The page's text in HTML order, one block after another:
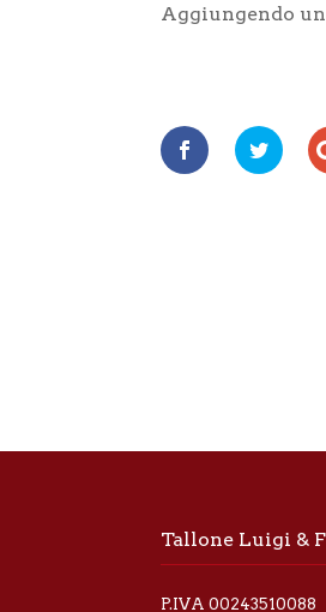
Aggiungendo
Tallone Luigi &
P.IVA 00243510088